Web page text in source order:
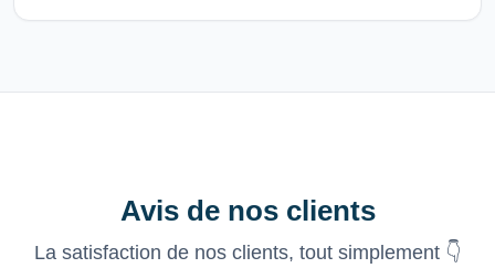
Avis de nos clients
La satisfaction de nos clients, tout simplement 👇